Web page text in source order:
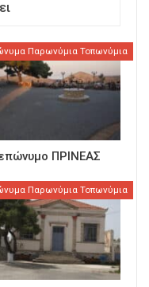
Παρωνύμια Τοπωνύμια
ΠΡΙΝΕΑΣ
Παρωνύμια Τοπωνύμια